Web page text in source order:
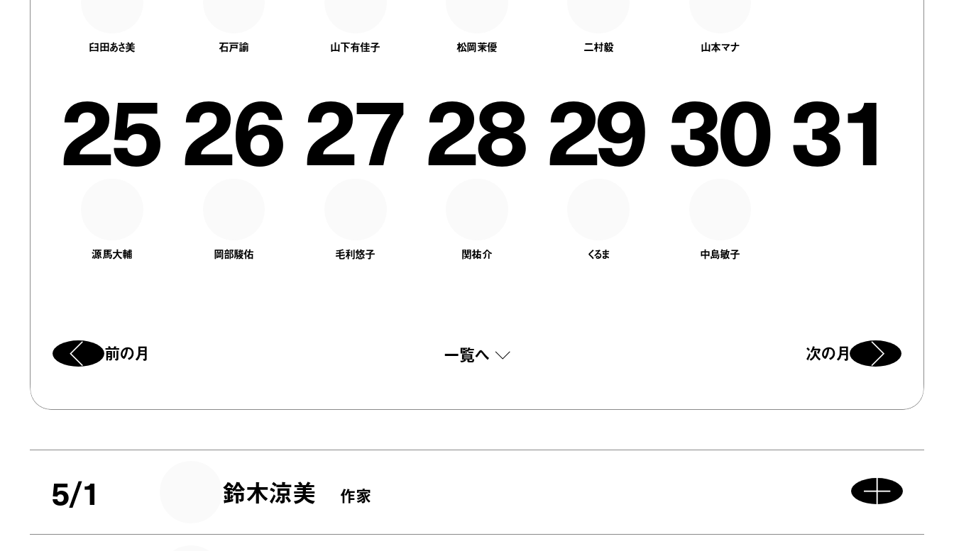
臼田あさ美 石戸諭 山下有佳子 松岡茉優 二村毅 山本マナ
25
源馬大輔
26
岡部駿佑
27
毛利悠子
28
関祐介
29
くるま
30
中島敏子
31
前の月 一覧へ 次の月
5/1 鈴木涼美 作家